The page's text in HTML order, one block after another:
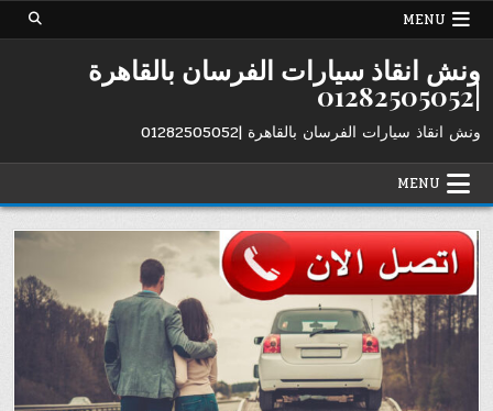
Skip
MENU
ونش انقاذ سيارات الفرسان بالقاهرة
|01282505052
ونش انقاذ سيارات الفرسان بالقاهرة |01282505052
MENU